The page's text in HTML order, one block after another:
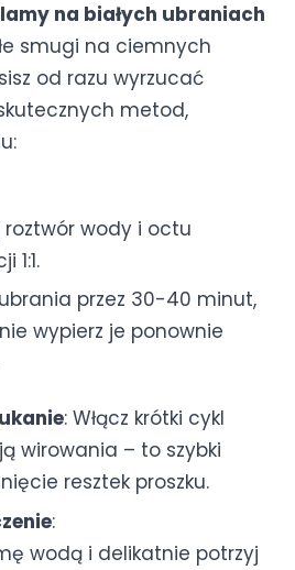
na białych ubraniach
smugi na ciemnych
od razu wyrzucać
metod,
roztwór wody i octu
1:1.
przez 30-40 minut,
wypierz je ponownie
: Włącz krótki cykl
wirowania – to szybki
resztek proszku.
:
wodą i delikatnie potrzyj